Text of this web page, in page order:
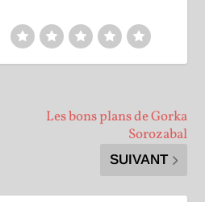
Les bons plans de Gorka
Sorozabal
SUIVANT